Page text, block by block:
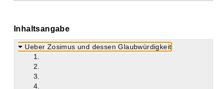
Inhaltsangabe
Ueber Zosimus und dessen Glaubwürdigkeit
1.
2.
3.
4.